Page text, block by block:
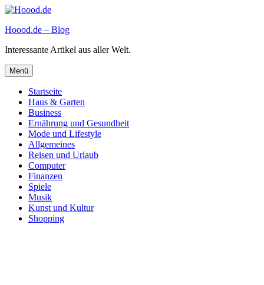
Zum
springen
Hoood.de – Blog
Interessante Artikel aus aller Welt.
Menü
Startseite
Haus & Garten
Business
Ernährung und Gesundheit
Mode und Lifestyle
Allgemeines
Reisen und Urlaub
Computer
Finanzen
Spiele
Musik
Kunst und Kultur
Shopping